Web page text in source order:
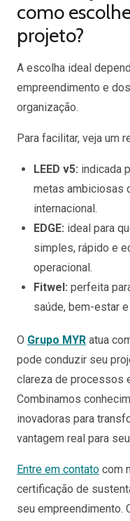
como
projeto?
A escolha ideal
empreendimento e
organização.
Para facilitar, veja um
LEED v5: indicada
metas ambiciosas
internacional.
EDGE: ideal para
simples, rápido e
operacional.
Fitwel: perfeita
saúde, bem-estar
O Grupo MYR atua
pode conduzir seu
clareza de processos
Combinamos
inovadoras para
vantagem real para
Entre em contato com
certificação de
seu empreendimento.